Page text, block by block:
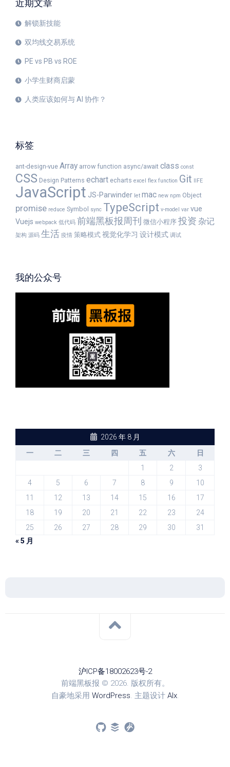
近期文章
解锁新技能
双均线交易系统
PE vs PB vs ROE
小学生财商启蒙
人类应该如何与 AI 协作？
标签
ant-design-vue Array arrow function async/await class const
CSS Design Patterns echart echarts excel flex function Git IIFE
JavaScript JS-Parwinder let mac new npm Object
promise reduce Symbol sync TypeScript v-model var vue
Vuejs webpack 低代码 前端黑板报周刊 微信小程序 投资 杂记
架构 源码 生活 疫情 策略模式 视觉化学习 设计模式 调试
我的公众号
2026 年 8 月
一
二 三 四 五 六
日
1
2
3
4
5 6 7 8 9
10
11
12 13 14 15 16
17
18
19 20 21 22 23
24
25
26 27 28 29 30
31
« 5 月
沪ICP备18002623号-2
前端黑板报 © 2026. 版权所有。
自豪地采用 WordPress . 主题设计 Alx.